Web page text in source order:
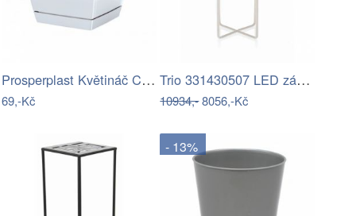
Prosperplast Květináč Coubi Square s…
69,-Kč
Trio 331430507 LED závěsné stropní…
10934,-8056,-Kč
- 13%